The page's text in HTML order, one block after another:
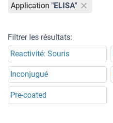
Application "ELISA"
Filtrer les résultats:
Reactivité: Souris
Inconjugué
Pre-coated